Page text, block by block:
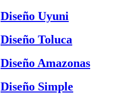
Diseño Uyuni
Diseño Toluca
Diseño Amazonas
Diseño Simple